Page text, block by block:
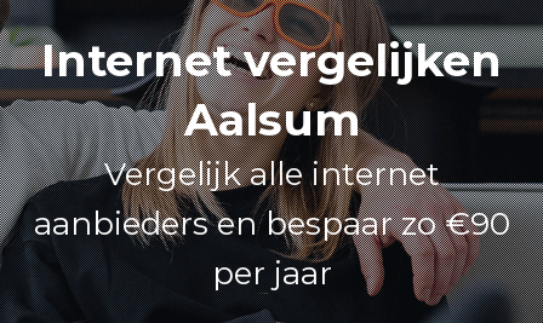
Internet vergelijken
Aalsum
Vergelijk alle internet
aanbieders en bespaar zo €90
per jaar